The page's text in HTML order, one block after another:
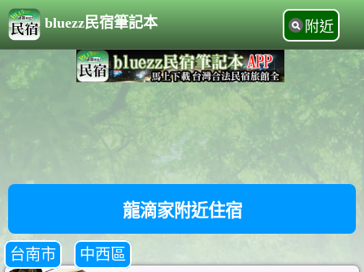
bluezz民宿筆記本 附近
龍滴家附近住宿
台南市 中西區